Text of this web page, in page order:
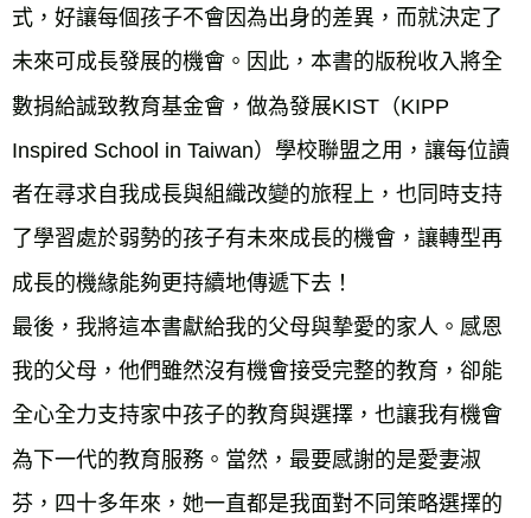
式，好讓每個孩子不會因為出身的差異，而就決定了
未來可成長發展的機會。因此，本書的版稅收入將全
數捐給誠致教育基金會，做為發展KIST（KIPP
Inspired School in Taiwan）學校聯盟之用，讓每位讀
者在尋求自我成長與組織改變的旅程上，也同時支持
了學習處於弱勢的孩子有未來成長的機會，讓轉型再
成長的機緣能夠更持續地傳遞下去！
最後，我將這本書獻給我的父母與摯愛的家人。感恩
我的父母，他們雖然沒有機會接受完整的教育，卻能
全心全力支持家中孩子的教育與選擇，也讓我有機會
為下一代的教育服務。當然，最要感謝的是愛妻淑
芬，四十多年來，她一直都是我面對不同策略選擇的